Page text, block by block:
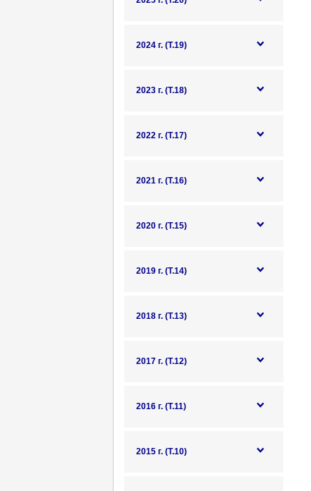
2024 г. (Т.19)
2023 г. (Т.18)
2022 г. (Т.17)
2021 г. (Т.16)
2020 г. (Т.15)
2019 г. (Т.14)
2018 г. (Т.13)
2017 г. (Т.12)
2016 г. (Т.11)
2015 г. (Т.10)